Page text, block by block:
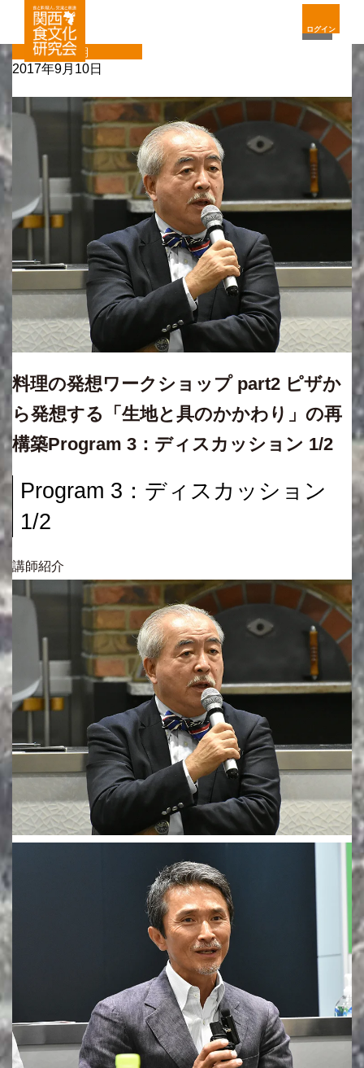
ログイン
定期
2017年9月10日
料理の発想ワークショップ part2 ピザか
ら発想する「生地と具のかかわり」の再
構築Program 3：ディスカッション 1/2
Program 3：ディスカッション
1/2
講師紹介